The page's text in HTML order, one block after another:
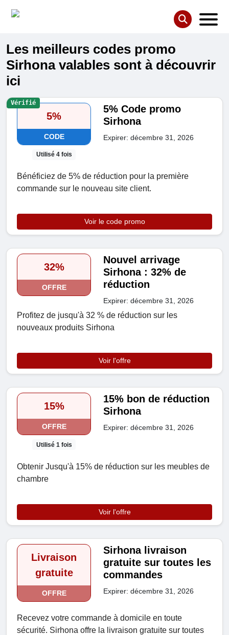
Les meilleurs codes promo
Sirhona valables sont à découvrir
ici
5%
CODE
Utilisé 4 fois
5% Code promo
Sirhona
Expirer: décembre 31, 2026
Bénéficiez de 5% de réduction pour la première
commande sur le nouveau site client.
Voir le code promo
Vérifié
32%
OFFRE
Nouvel arrivage
Sirhona : 32% de
réduction
Expirer: décembre 31, 2026
Profitez de jusqu'à 32 % de réduction sur les
nouveaux produits Sirhona
Voir l'offre
15%
OFFRE
Utilisé 1 fois
15% bon de réduction
Sirhona
Expirer: décembre 31, 2026
Obtenir Jusqu'à 15% de réduction sur les meubles de
chambre
Voir l'offre
Livraison
gratuite
OFFRE
Sirhona livraison
gratuite sur toutes les
commandes
Expirer: décembre 31, 2026
Recevez votre commande à domicile en toute
sécurité. Sirhona offre la livraison gratuite sur toutes